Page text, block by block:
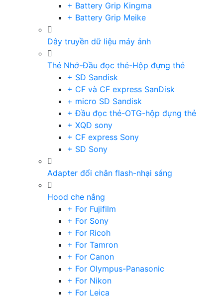
+ Battery Grip Kingma
+ Battery Grip Meike
Dây truyền dữ liệu máy ảnh
Thẻ Nhớ-Đầu đọc thẻ-Hộp đựng thẻ
+ SD Sandisk
+ CF và CF express SanDisk
+ micro SD Sandisk
+ Đầu đọc thẻ-OTG-hộp đựng thẻ
+ XQD sony
+ CF express Sony
+ SD Sony
Adapter đổi chân flash-nhại sáng
Hood che nắng
+ For Fujifilm
+ For Sony
+ For Ricoh
+ For Tamron
+ For Canon
+ For Olympus-Panasonic
+ For Nikon
+ For Leica